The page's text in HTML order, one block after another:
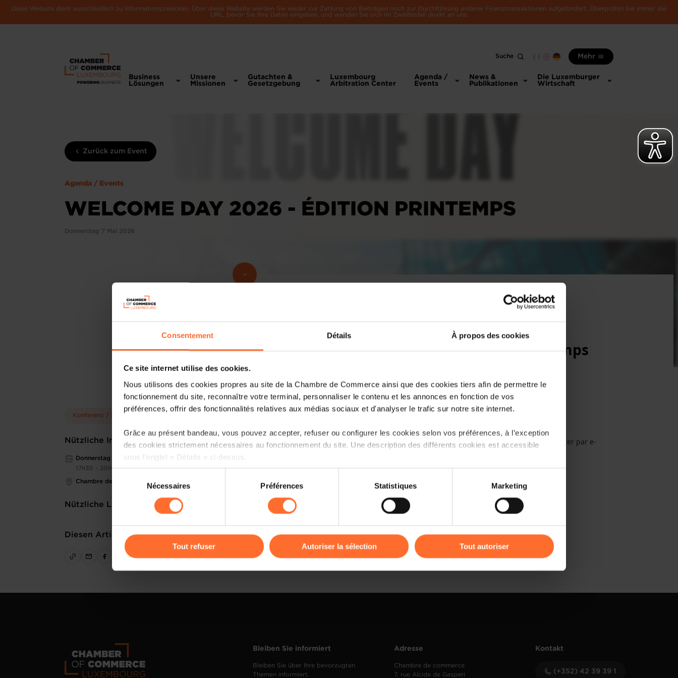
Consentement Détails À propos des cookies
Ce site internet utilise des cookies.
Nous utilisons des cookies propres au site de la Chambre de Commerce ainsi que des cookies tiers afin de permettre le
fonctionnement du site, reconnaître votre terminal, personnaliser le contenu et les annonces en fonction de vos
préférences, offrir des fonctionnalités relatives aux médias sociaux et d'analyser le trafic sur notre site internet.
Grâce au présent bandeau, vous pouvez accepter, refuser ou configurer les cookies selon vos préférences, à l’exception
des cookies strictement nécessaires au fonctionnement du site. Une description des différents cookies est accessible
sous l’onglet « Détails » ci-dessus.
Il est précisé que la navigation sur le site et certaines fonctionnalités (ex : lecture de vidéos, partage sur les réseaux
sociaux, sauvegarde des préférences de lecture vidéo, personnalisation de l’affichage du site) peuvent être affectées en
cas de refus de tous les cookies ou des cookies non nécessaires.
gauche de chaque page.
du
consentement
Nécessaires Préférences Statistiques Marketing
Tout refuser Autoriser la sélection Tout autoriser
Diese Website dient ausschließlich zu Informationszwecken. Über diese Website werden Sie weder zur Zahlung von Beiträgen noch zur Durchführung anderer Finanztransaktionen aufgefordert. Überprüfen Sie immer die
URL, bevor Sie Ihre Daten eingeben, und wenden Sie sich im Zweifelsfall direkt an uns.
Suche Mehr
Business
Lösungen
Unsere
Missionen
Gutachten &
Gesetzgebung
Luxembourg
Arbitration Center
Agenda /
Events
News &
Publikationen
Die Luxemburger
Wirtschaft
Zurück zum Event
Agenda / Events
WELCOME DAY 2026 - ÉDITION PRINTEMPS
Donnerstag 7 Mai 2026
Konferenz / Seminar
Nützliche Informationen
Donnerstag 7 Mai 2026
17h30 - 20h00
Chambre de Commerce
Nützliche Links
Diesen Artikel teilen
Welcome Day 2026 - Edition Printemps
Merci de votre intérêt. Les inscriptions sont clôturées. Veuillez nous contacter par e-
mail (customer.care@cc.lu) pour plus d'informations.
Bleiben Sie informiert
Bleiben Sie über Ihre bevorzugten
Themen informiert.
Adresse
Chambre de commerce
7, rue Alcide de Gasperi
Kontakt
(+352) 42 39 39 1